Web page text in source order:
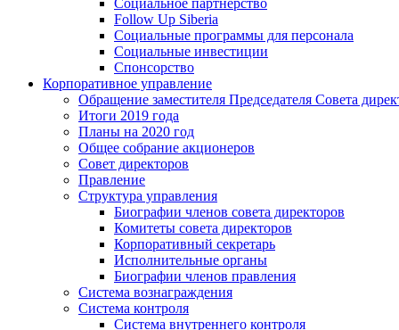
Социальное партнерство
Follow Up Siberia
Социальные программы для персонала
Социальные инвестиции
Спонсорство
Корпоративное управление
Обращение заместителя Председателя Совета
Итоги 2019 года
Планы на 2020 год
Общее собрание акционеров
Совет директоров
Правление
Структура управления
Биографии членов совета директоров
Комитеты совета директоров
Корпоративный секретарь
Исполнительные органы
Биографии членов правления
Система вознаграждения
Система контроля
Система внутреннего контроля